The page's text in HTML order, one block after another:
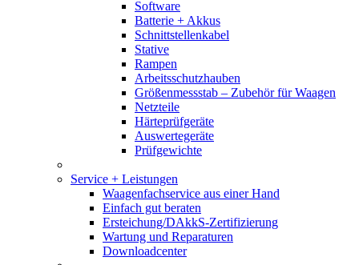
Software
Batterie + Akkus
Schnittstellenkabel
Stative
Rampen
Arbeitsschutzhauben
Größenmessstab – Zubehör für Waagen
Netzteile
Härteprüfgeräte
Auswertegeräte
Prüfgewichte
Service + Leistungen
Waagenfachservice aus einer Hand
Einfach gut beraten
Ersteichung/DAkkS-Zertifizierung
Wartung und Reparaturen
Downloadcenter